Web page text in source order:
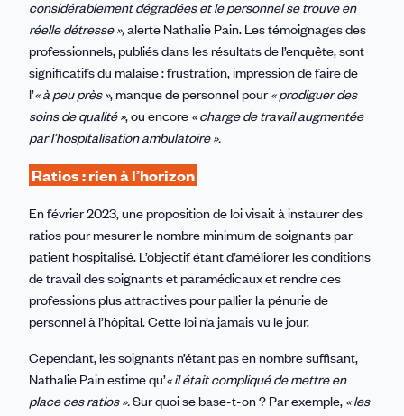
considérablement dégradées et le personnel se trouve en
réelle détresse »,alerte Nathalie Pain. Les témoignages des
professionnels, publiés dans les résultats de l’enquête, sont
significatifs du malaise : frustration, impression de faire de
l’« à peu près », manque de personnel pour« prodiguer des
soins de qualité », ou encore « charge de travail augmentée
par l’hospitalisation ambulatoire ».
Ratios : rien à l’horizon
En février 2023, une proposition de loi visait à instaurer des
ratios pour mesurer le nombre minimum de soignants par
patient hospitalisé. L’objectif étant d’améliorer les conditions
de travail des soignants et paramédicaux et rendre ces
professions plus attractives pour pallier la pénurie de
personnel à l’hôpital. Cette loi n’a jamais vu le jour.
Cependant, les soignants n’étant pas en nombre suffisant,
Nathalie Pain estime qu’« il était compliqué de mettre en
place ces ratios ».Sur quoi se base-t-on ? Par exemple, « les